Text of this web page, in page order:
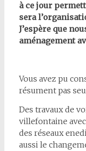
à ce jour
sera
J’espère que
aménagement
Vous avez pu
résument pas
Des travaux de
villefontaine
des réseaux
aussi le